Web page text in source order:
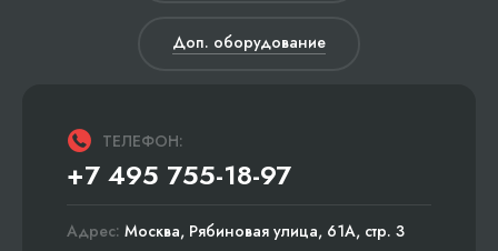
Доп. оборудование
ТЕЛЕФОН:
+7 495 755-18-97
Адрес: Москва, Рябиновая улица, 61А, стр. 3